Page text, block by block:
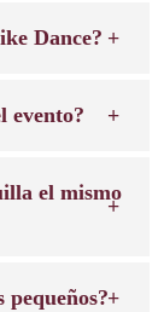
Dance?
evento?
el mismo